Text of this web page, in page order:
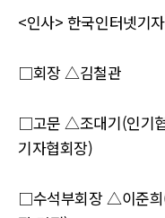
<인사> 한국인터넷기
□회장 △김철관
□고문 △조대기(인기
기자협회장)
□수석부회장 △이준희